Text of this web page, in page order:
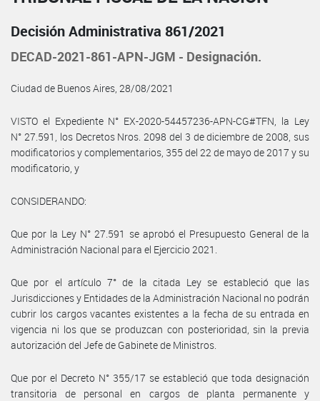
Decisión Administrativa 861/2021
DECAD-2021-861-APN-JGM - Designación.
Ciudad de Buenos Aires, 28/08/2021
VISTO el Expediente N° EX-2020-54457236-APN-CG#TFN, la Ley
N° 27.591, los Decretos Nros. 2098 del 3 de diciembre de 2008, sus
modificatorios y complementarios, 355 del 22 de mayo de 2017 y su
modificatorio, y
CONSIDERANDO:
Que por la Ley N° 27.591 se aprobó el Presupuesto General de la
Administración Nacional para el Ejercicio 2021.
Que por el artículo 7° de la citada Ley se estableció que las
Jurisdicciones y Entidades de la Administración Nacional no podrán
cubrir los cargos vacantes existentes a la fecha de su entrada en
vigencia ni los que se produzcan con posterioridad, sin la previa
autorización del Jefe de Gabinete de Ministros.
Que por el Decreto N° 355/17 se estableció que toda designación
transitoria de personal en cargos de planta permanente y